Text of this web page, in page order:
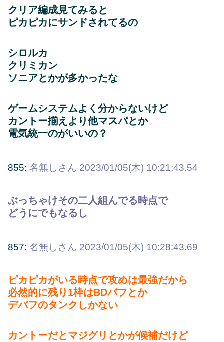
クリア編成見てみると
ピカピカにサンドされてるの
シロルカ
クリミカン
ソニアとかが多かったな
ゲームシステムよく分からないけど
カントー揃えより他マスパとか
電気統一のがいいの？
855: 名無しさん 2023/01/05(木) 10:21:43.54
ぶっちゃけその二人組んでる時点で
どうにでもなるし
857: 名無しさん 2023/01/05(木) 10:28:43.69
ピカピカがいる時点で攻めは最強だから
必然的に残り1枠はBDバフとか
デバフのタンクしかない
カントーだとマジグリとかが候補だけど